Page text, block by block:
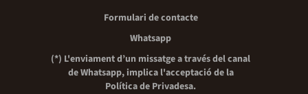
Formulari de contacte
Whatsapp
(*) L'enviament d’un missatge a través del canal
de Whatsapp, implica l'acceptació de la
Política de Privadesa.